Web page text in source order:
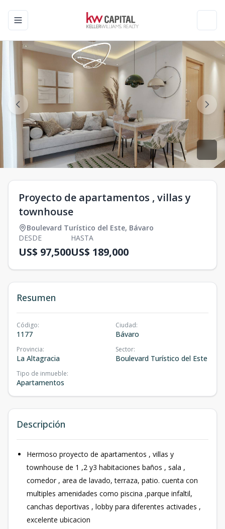
Toggle navigation menu
Proyecto de apartamentos , villas y
townhouse
Boulevard Turístico del Este, Bávaro
DESDE
US$ 97,500
HASTA
US$ 189,000
Resumen
Código:
1177
Ciudad:
Bávaro
Provincia:
La Altagracia
Sector:
Boulevard Turístico del Este
Tipo de inmueble:
Apartamentos
Descripción
Hermoso proyecto de apartamentos , villas y
townhouse de 1 ,2 y3 habitaciones baños , sala ,
comedor , area de lavado, terraza, patio. cuenta con
multiples amenidades como piscina ,parque infaltil,
canchas deportivas , lobby para diferentes activades ,
excelente ubicacion